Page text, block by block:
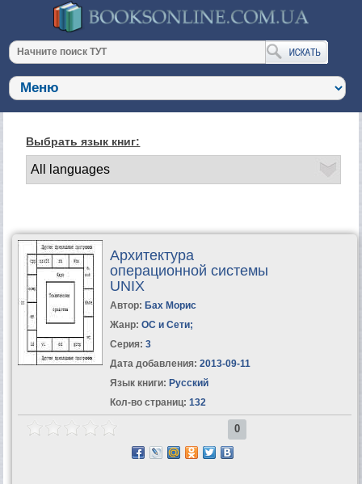
Выбрать язык книг:
Архитектура
операционной системы
UNIX
Автор: Бах Морис
Жанр: ОС и Сети;
Серия: 3
Дата добавления: 2013-09-11
Язык книги: Русский
Кол-во страниц: 132
0